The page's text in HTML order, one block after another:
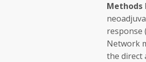
Methods
response
Network
the direct